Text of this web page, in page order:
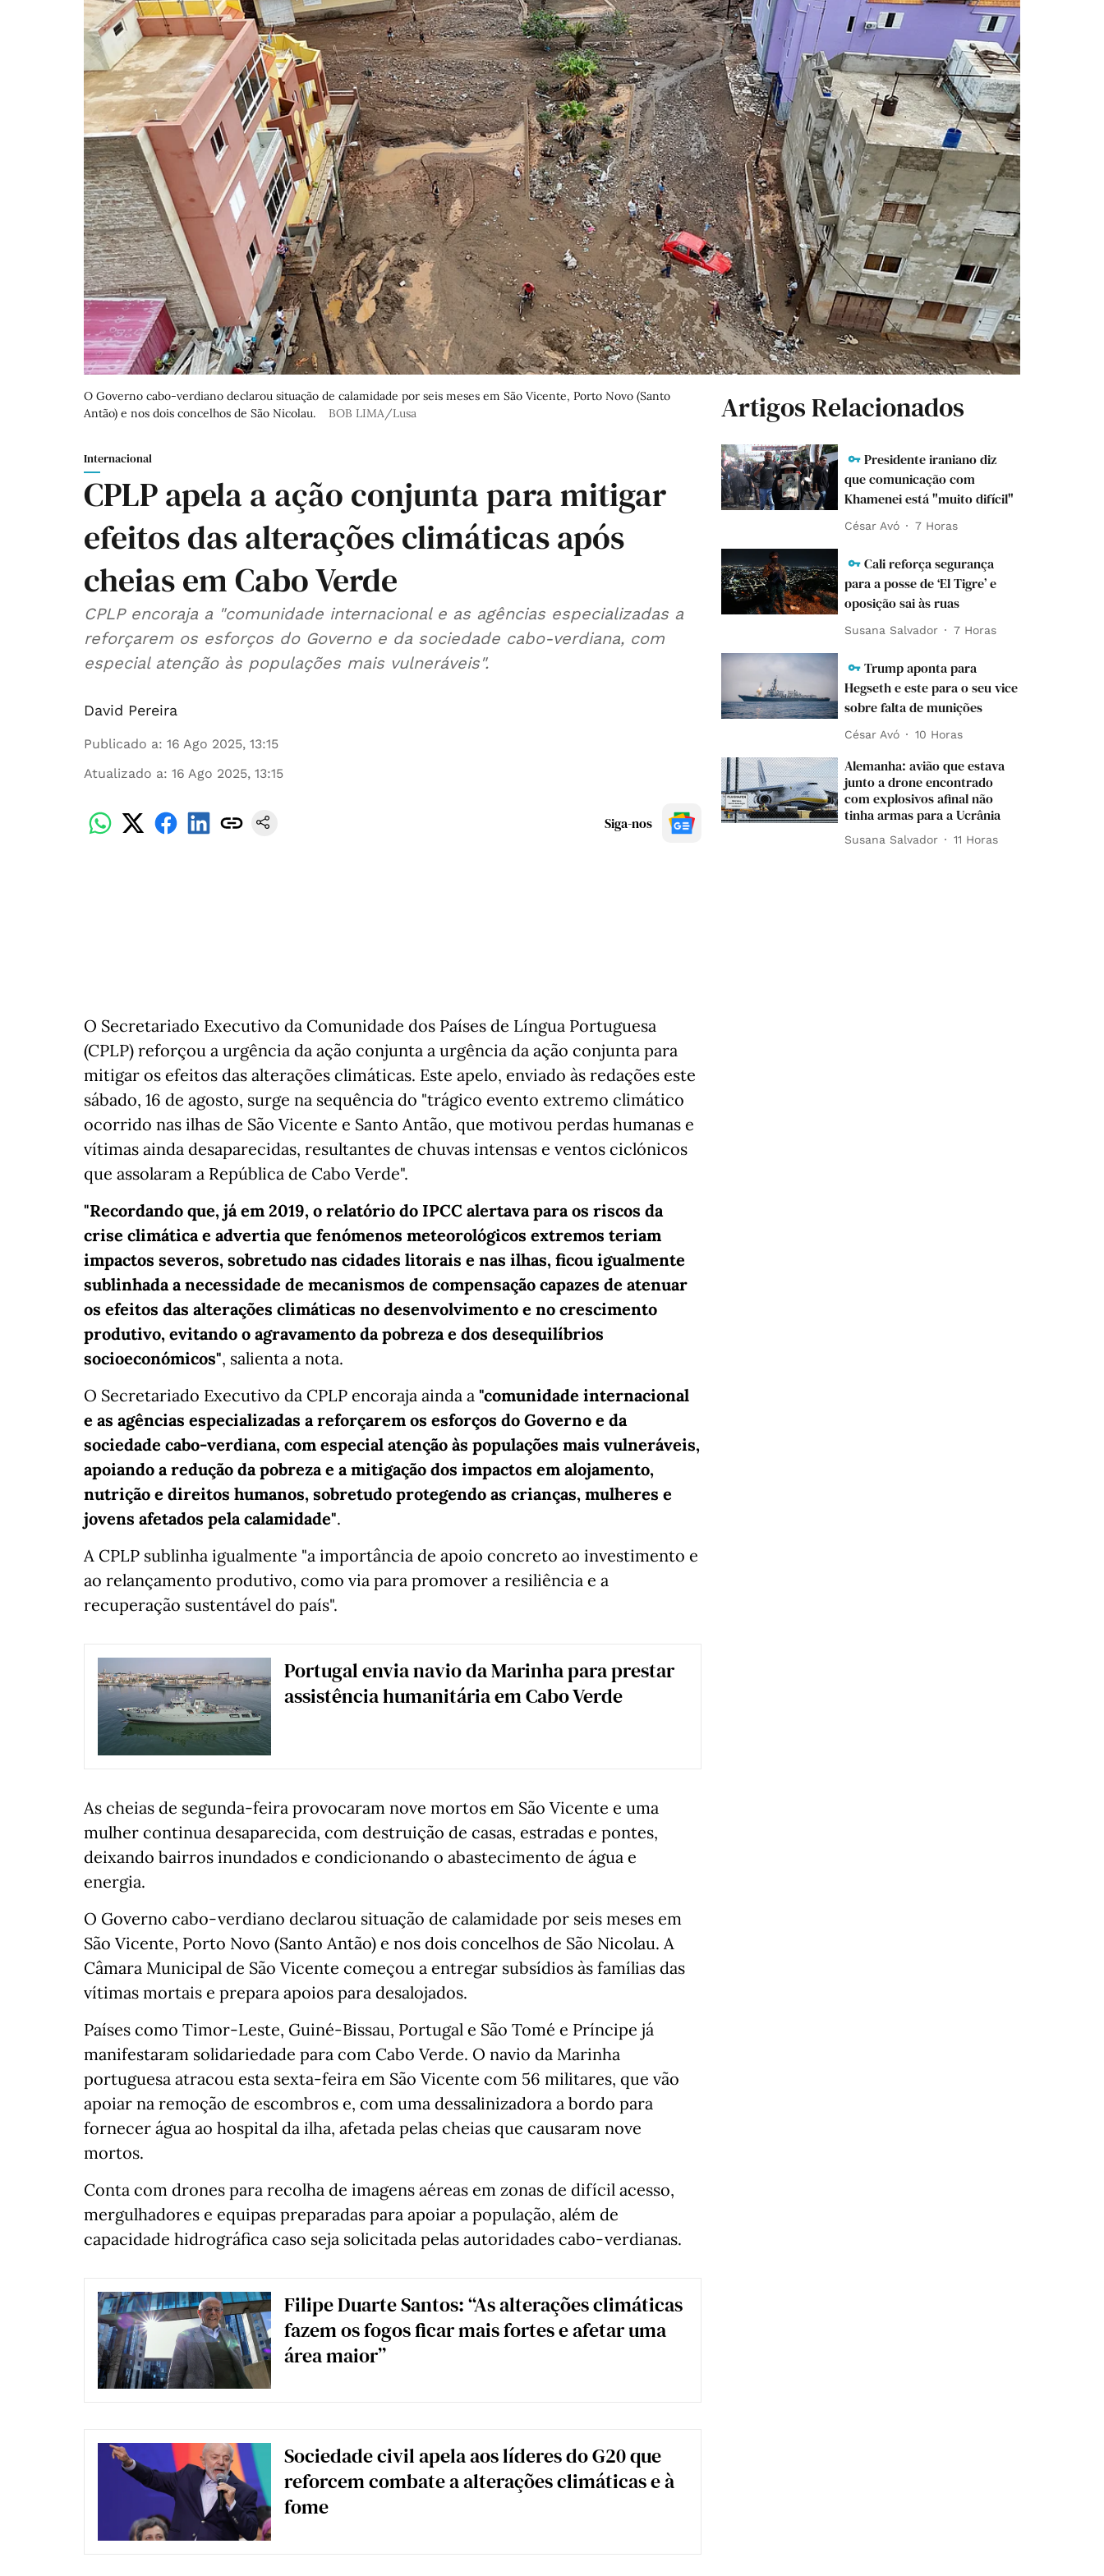
O Governo cabo-verdiano declarou situação de calamidade por seis meses em São Vicente, Porto Novo (Santo
Antão) e nos dois concelhos de São Nicolau.
BOB LIMA/Lusa
Internacional
CPLP apela a ação conjunta para mitigar
efeitos das alterações climáticas após
cheias em Cabo Verde
CPLP encoraja a "comunidade internacional e as agências especializadas a
reforçarem os esforços do Governo e da sociedade cabo-verdiana, com
especial atenção às populações mais vulneráveis".
David Pereira
Publicado a: 16 Ago 2025, 13:15
Atualizado a: 16 Ago 2025, 13:15
Siga-nos
O Secretariado Executivo da Comunidade dos Países de Língua Portuguesa
(CPLP) reforçou a urgência da ação conjunta a urgência da ação conjunta para
mitigar os efeitos das alterações climáticas. Este apelo, enviado às redações este
sábado, 16 de agosto, surge na sequência do "trágico evento extremo climático
ocorrido nas ilhas de São Vicente e Santo Antão, que motivou perdas humanas e
vítimas ainda desaparecidas, resultantes de chuvas intensas e ventos ciclónicos
que assolaram a República de Cabo Verde".
"Recordando que, já em 2019, o relatório do IPCC alertava para os riscos da
crise climática e advertia que fenómenos meteorológicos extremos teriam
impactos severos, sobretudo nas cidades litorais e nas ilhas, ficou igualmente
sublinhada a necessidade de mecanismos de compensação capazes de atenuar
os efeitos das alterações climáticas no desenvolvimento e no crescimento
produtivo, evitando o agravamento da pobreza e dos desequilíbrios
socioeconómicos", salienta a nota.
O Secretariado Executivo da CPLP encoraja ainda a "comunidade internacional
e as agências especializadas a reforçarem os esforços do Governo e da
sociedade cabo-verdiana, com especial atenção às populações mais vulneráveis,
apoiando a redução da pobreza e a mitigação dos impactos em alojamento,
nutrição e direitos humanos, sobretudo protegendo as crianças, mulheres e
jovens afetados pela calamidade".
A CPLP sublinha igualmente "a importância de apoio concreto ao investimento e
ao relançamento produtivo, como via para promover a resiliência e a
recuperação sustentável do país".
Portugal envia navio da Marinha para prestar
assistência humanitária em Cabo Verde
As cheias de segunda-feira provocaram nove mortos em São Vicente e uma
mulher continua desaparecida, com destruição de casas, estradas e pontes,
deixando bairros inundados e condicionando o abastecimento de água e
energia.
O Governo cabo-verdiano declarou situação de calamidade por seis meses em
São Vicente, Porto Novo (Santo Antão) e nos dois concelhos de São Nicolau. A
Câmara Municipal de São Vicente começou a entregar subsídios às famílias das
vítimas mortais e prepara apoios para desalojados.
Países como Timor-Leste, Guiné-Bissau, Portugal e São Tomé e Príncipe já
manifestaram solidariedade para com Cabo Verde. O navio da Marinha
portuguesa atracou esta sexta-feira em São Vicente com 56 militares, que vão
apoiar na remoção de escombros e, com uma dessalinizadora a bordo para
fornecer água ao hospital da ilha, afetada pelas cheias que causaram nove
mortos.
Conta com drones para recolha de imagens aéreas em zonas de difícil acesso,
mergulhadores e equipas preparadas para apoiar a população, além de
capacidade hidrográfica caso seja solicitada pelas autoridades cabo-verdianas.
Filipe Duarte Santos: “As alterações climáticas
fazem os fogos ficar mais fortes e afetar uma
área maior”
Sociedade civil apela aos líderes do G20 que
reforcem combate a alterações climáticas e à
fome
Artigos Relacionados
Presidente iraniano diz
que comunicação com
Khamenei está "muito difícil"
César Avó 7 Horas
Cali reforça segurança
para a posse de ‘El Tigre’ e
oposição sai às ruas
Susana Salvador 7 Horas
Trump aponta para
Hegseth e este para o seu vice
sobre falta de munições
César Avó 10 Horas
Alemanha: avião que estava
junto a drone encontrado
com explosivos afinal não
tinha armas para a Ucrânia
Susana Salvador 11 Horas